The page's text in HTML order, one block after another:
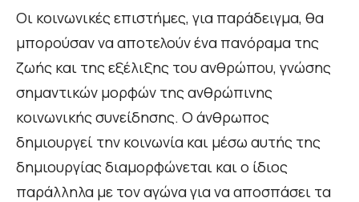
Οι κοινωνικές επιστήμες, για παράδειγμα, θα
μπορούσαν να αποτελούν ένα πανόραμα της
ζωής και της εξέλιξης του ανθρώπου, γνώσης
σημαντικών μορφών της ανθρώπινης
κοινωνικής συνείδησης. Ο άνθρωπος
δημιουργεί την κοινωνία και μέσω αυτής της
δημιουργίας διαμορφώνεται και ο ίδιος
παράλληλα με τον αγώνα για να αποσπάσει τα